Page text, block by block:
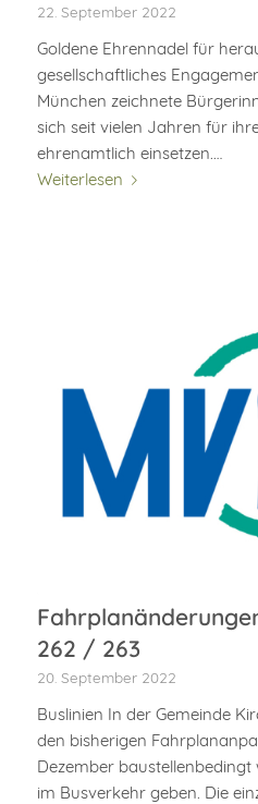
22. September 2022
Goldene Ehrennadel für
gesellschaftliches
München zeichnete
sich seit vielen Jahren für
ehrenamtlich einsetzen.…
Weiterlesen
262 / 263
20. September 2022
Buslinien In der Gemeinde
den bisherigen
Dezember
im Busverkehr geben. Die